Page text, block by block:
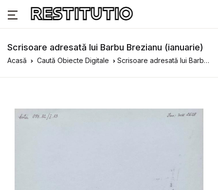
Scrisoare adresată lui Barbu Brezianu (ianuarie)
Acasă Caută Obiecte Digitale Scrisoare adresată lui Barbu Brezianu (ianuarie)